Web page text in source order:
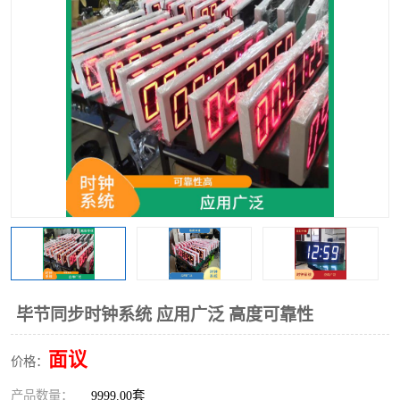
毕节同步时钟系统 应用广泛 高度可靠性
价格： 面议
产品数量： 9999.00套